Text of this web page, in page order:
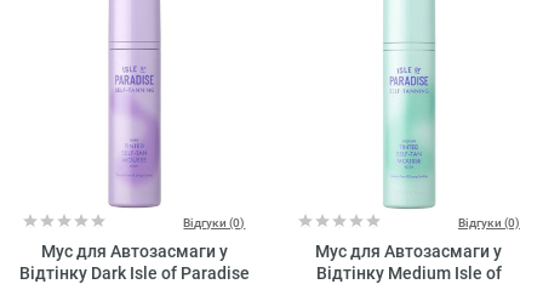
Відгуки (0)
Мус для Автозасмаги у
Відтінку Dark Isle of Paradise
Відгуки (0)
Мус для Автозасмаги у
Відтінку Medium Isle of